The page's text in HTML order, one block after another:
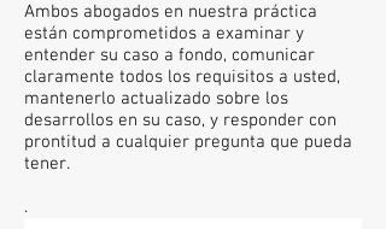
Ambos abogados en nuestra práctica
están comprometidos a examinar y
entender su caso a fondo, comunicar
claramente todos los requisitos a usted,
mantenerlo actualizado sobre los
desarrollos en su caso, y responder con
prontitud a cualquier pregunta que pueda
tener.
.